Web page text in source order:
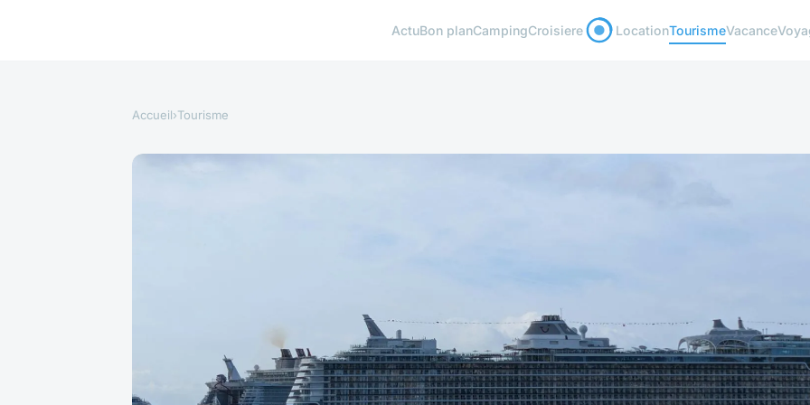
ActuBon planCampingCroisiere LocationTourismeVacance
Accueil›Tourisme